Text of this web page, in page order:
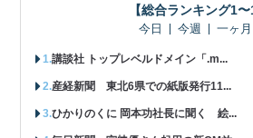
【総合ランキング1〜
今日 今週 一ヶ月
講談社 トップレベルドメイン「.m...
産経新聞 東北6県での紙版発行11...
ひかりのくに 岡本功社長に聞く 絵...